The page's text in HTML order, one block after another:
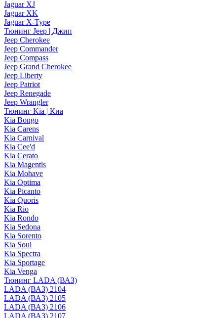
Jaguar XJ
Jaguar XK
Jaguar X-Type
Тюнинг Jeep | Джип
Jeep Cherokee
Jeep Commander
Jeep Compass
Jeep Grand Cherokee
Jeep Liberty
Jeep Patriot
Jeep Renegade
Jeep Wrangler
Тюнинг Kia | Киа
Kia Bongo
Kia Carens
Kia Carnival
Kia Cee'd
Kia Cerato
Kia Magentis
Kia Mohave
Kia Optima
Kia Picanto
Kia Quoris
Kia Rio
Kia Rondo
Kia Sedona
Kia Sorento
Kia Soul
Kia Spectra
Kia Sportage
Kia Venga
Тюнинг LADA (ВАЗ)
LADA (ВАЗ) 2104
LADA (ВАЗ) 2105
LADA (ВАЗ) 2106
LADA (ВАЗ) 2107